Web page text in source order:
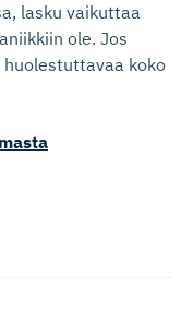
lasku vaikuttaa
ole. Jos
koko